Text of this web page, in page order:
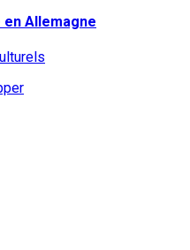
Allemagne